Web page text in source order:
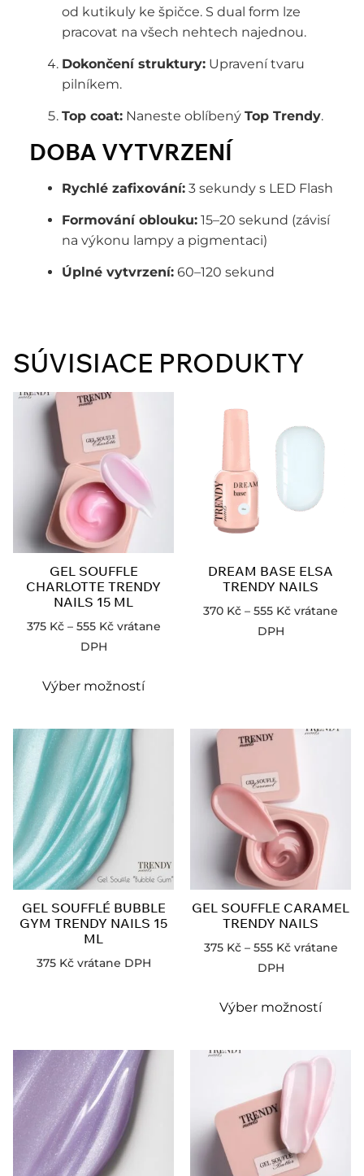
od kutikuly ke špičce. S dual form lze
pracovat na všech nehtech najednou.
Dokončení struktury: Upravení tvaru
pilníkem.
Top coat: Naneste oblíbený Top Trendy.
DOBA VYTVRZENÍ
Rychlé zafixování: 3 sekundy s LED Flash
Formování oblouku: 15–20 sekund (závisí
na výkonu lampy a pigmentaci)
Úplné vytvrzení: 60–120 sekund
SÚVISIACE PRODUKTY
GEL SOUFFLE
CHARLOTTE TRENDY
NAILS 15 ML
375 Kč – 555 Kč vrátane
DPH
Výber možností
DREAM BASE ELSA
TRENDY NAILS
370 Kč – 555 Kč vrátane
DPH
GEL SOUFFLÉ BUBBLE
GYM TRENDY NAILS 15
ML
375 Kč vrátane DPH
GEL SOUFFLE CARAMEL
TRENDY NAILS
375 Kč – 555 Kč vrátane
DPH
Výber možností